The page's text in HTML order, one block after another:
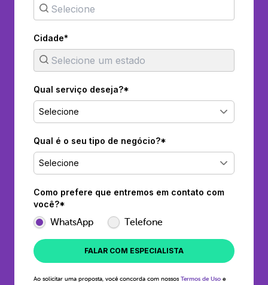
Cidade*
Qual serviço deseja?*
Selecione
Qual é o seu tipo de negócio?*
Selecione
Como prefere que entremos em contato com
você?*
WhatsApp Telefone
FALAR COM ESPECIALISTA
Ao solicitar uma proposta, você concorda com nossos Termos de Uso e